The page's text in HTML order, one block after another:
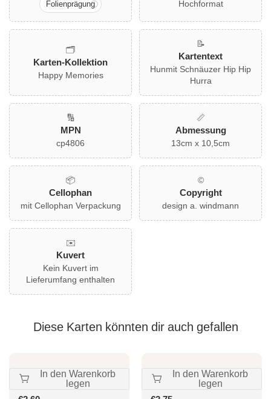
Folienprägung Hochformat
🗂️
Karten-Kollektion
Happy Memories
📝
Kartentext
Hunmit Schnäuzer Hip Hip
Hurra
🔢
MPN
cp4806
📏
Abmessung
13cm x 10,5cm
📦
Cellophan
mit Cellophan Verpackung
©
Copyright
design a. windmann
✉️
Kuvert
Kein Kuvert im
Lieferumfang enthalten
Diese Karten könnten dir auch gefallen
In den Warenkorb
legen
In den Warenkorb
legen